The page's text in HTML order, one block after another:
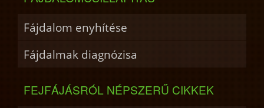
Fájdalom enyhítése
Fájdalmak diagnózisa
FEJFÁJÁSRÓL NÉPSZERŰ CIKKEK